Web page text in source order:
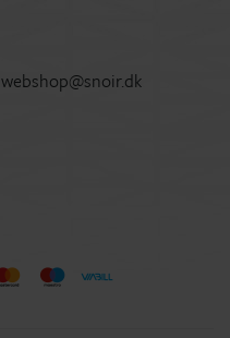
webshop@snoir.dk